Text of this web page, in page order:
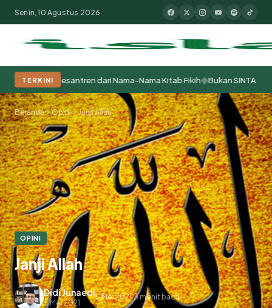
Populer:Moderasi BeragamaKhutbah JumatPesantrenTokoh
Senin, 10 Agustus 2026
TERKINI
Pesantren dari Nama-Nama Kitab Fikih◆Bukan SINTA yang
Beranda Opini Janji Allah
OPINI
Janji Allah
Didi Junaedi
5 Mei 2021
5 Mei 2021.3 menit baca